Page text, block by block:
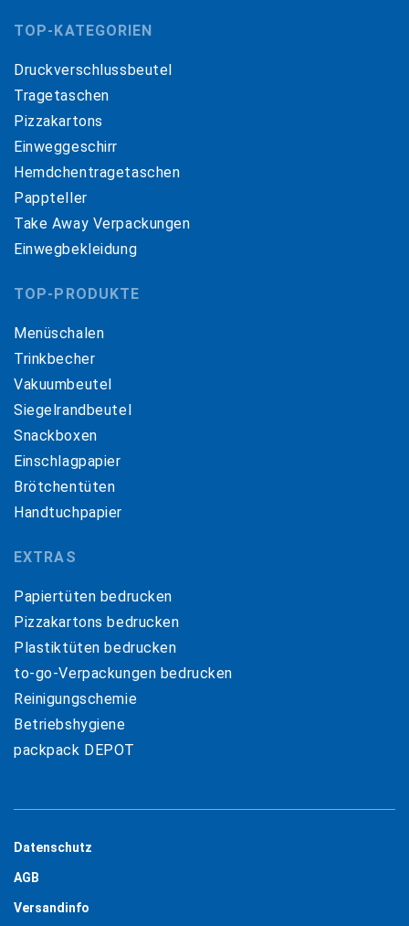
TOP-KATEGORIEN
Druckverschlussbeutel
Tragetaschen
Pizzakartons
Einweggeschirr
Hemdchentragetaschen
Pappteller
Take Away Verpackungen
Einwegbekleidung
TOP-PRODUKTE
Menüschalen
Trinkbecher
Vakuumbeutel
Siegelrandbeutel
Snackboxen
Einschlagpapier
Brötchentüten
Handtuchpapier
EXTRAS
Papiertüten bedrucken
Pizzakartons bedrucken
Plastiktüten bedrucken
to-go-Verpackungen bedrucken
Reinigungschemie
Betriebshygiene
packpack DEPOT
Datenschutz
AGB
Versandinfo